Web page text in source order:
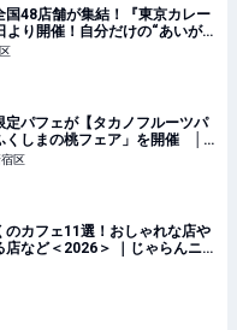
国48店舗が集結！『東京カレー
り開催！自分だけの“あいがけ
定パフェが【タカノフルーツパ
くしまの桃フェア」を開催 │
区
のカフェ11選！おしゃれな店や
など＜2026＞ ｜じゃらんニュ